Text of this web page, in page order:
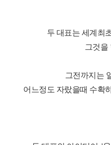
두 대표는 세계최
그것을
그전까지는
어느정도 자랐을때 수확